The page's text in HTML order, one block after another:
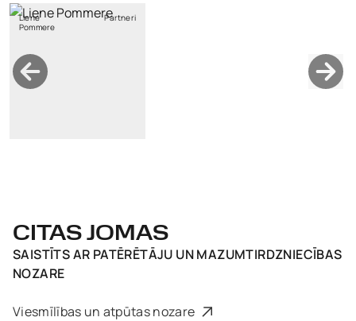
Liene
Pommere
Partneri
CITAS JOMAS
SAISTĪTS AR PATĒRĒTĀJU UN MAZUMTIRDZNIECĪBAS
NOZARE
Viesmīlības un atpūtas nozare